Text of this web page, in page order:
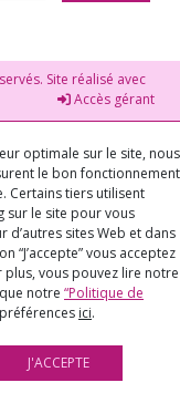
Site réalisé avec
Accès gérant
optimale sur le site, nous
le bon fonctionnement
Certains tiers utilisent
sur le site pour vous
sites Web et dans
“J’accepte” vous acceptez
plus, vous pouvez lire notre
notre “Politique de
ici.
J'ACCEPTE